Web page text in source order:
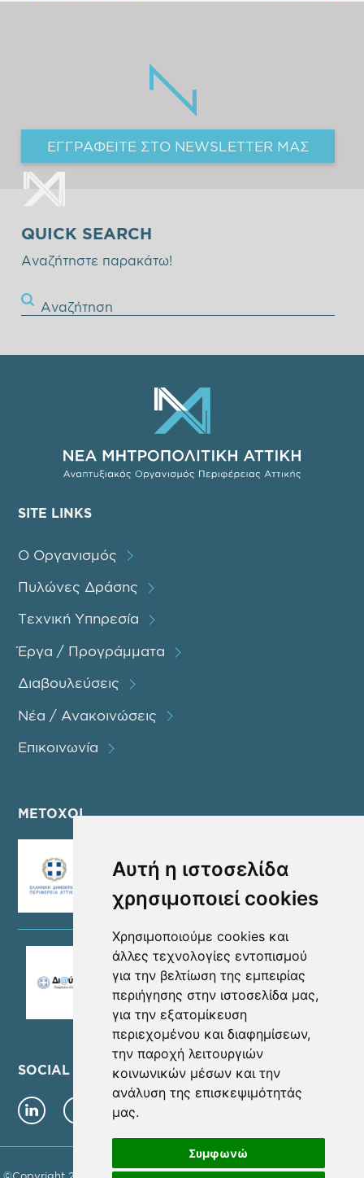
Αυτή η ιστοσελίδα
χρησιμοποιεί cookies
Χρησιμοποιούμε cookies και
άλλες τεχνολογίες εντοπισμού
για την βελτίωση της εμπειρίας
περιήγησης στην ιστοσελίδα μας,
για την εξατομίκευση
περιεχομένου και διαφημίσεων,
την παροχή λειτουργιών
κοινωνικών μέσων και την
ανάλυση της επισκεψιμότητάς
μας.
Συμφωνώ
ΕΓΓΡΑΦΕΙΤΕ ΣΤΟ NEWSLETTER ΜΑΣ
QUICK SEARCH
Αναζήτηστε παρακάτω!
Αναζήτηση
SITE LINKS
Ο Οργανισμός
Πυλώνες Δράσης
Τεχνική Υπηρεσία
Έργα / Προγράμματα
Διαβουλεύσεις
Νέα / Ανακοινώσεις
Επικοινωνία
ΜΕΤΟΧΟΙ
SOCIAL MEDIA
©Copyright 2026 - ΝΕΑ ΜΗΤΡΟΠΟΛΙΤΙΚΗ ΑΤΤΙΚΗ Α.Ε. | Αρ. Γ.Ε.ΜΗ.